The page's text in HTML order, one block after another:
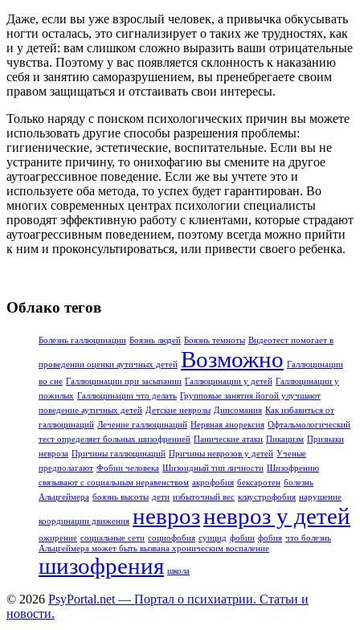
Даже, если вы уже взрослый человек, а привычка обкусывать
ногти осталась, это сигнализирует о таких же трудностях, как
и у детей: вам слишком сложно выразить ваши отрицательные
чувства. Поэтому у вас появляется склонность к наказанию
себя и занятию саморазрушением, вы пренебрегаете своим
правом защищаться и отстаивать свои интересы.
Только наряду с поиском психологических причин вы можете
использовать другие способы разрешения проблемы:
гигиенические, эстетические, воспитательные. Если вы не
устраните причину, то онихофагию вы смените на другое
аутоагрессивное поведение. Если же вы учтете это и
используете оба метода, то успех будет гарантирован. Во
многих современных центрах психологии специалисты
проводят эффективную работу с клиентами, которые страдают
аутоагрессивным поведением, поэтому всегда можно прийти
к ним и проконсультироваться, или привести своего ребенка.
Облако тегов
Болезнь галлюцинации Боязнь людей Боязнь темноты Видеотест помогает в
проведении оценки аутичных детей Возможно Галлюцинации
во сне Галлюцинации при засыпании Галлюцинации у детей Галлюцинации у
пожилых Галлюцинации что делать Групповые занятия йогой улучшают
поведение аутичных детей Детские неврозы Дипсомания Как избавиться от
галлюцинаций Лечение галлюцинаций Нервная анорексия Офтальмологический
тест определяет больных шизофренией Панические атаки Пикацизм Признаки
невроза Причины галлюцинаций Причины неврозов у детей Ученые
предполагают Фобии человека Шизоидный тип личности Шизофрению
связывают с социальным неравенством акрофобия бексаротен болезнь
Альцгеймера боязнь высоты дети избыточный вес клаустрофобия нарушение
координации движения неврозневроз у детей
ожирение социальные сети социофобия суицид фобии фобия что болезнь
Альцгеймера может быть вызвана хроническим воспаление
шизофрения школа
© 2026 PsyPortal.net — Портал о психиатрии. Статьи и
новости.